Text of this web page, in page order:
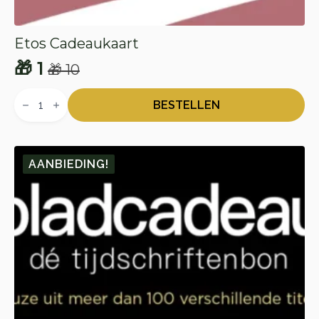
Etos Cadeaukaart
🎁10
Oorspronkelijke
prijs
🎁 10.
🎁 1
Huidige
prijs
🎁 1.
Cadeaukaart
BESTELLEN
AANBIEDING!